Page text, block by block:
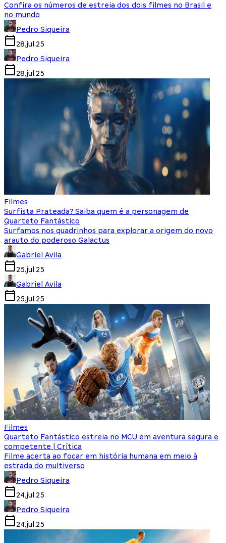
Confira os números de estreia dos dois filmes no Brasil e
no mundo
Pedro Siqueira
28.jul.25
Pedro Siqueira
28.jul.25
Filmes
Surfista Prateada? Saiba quem é a personagem de
Quarteto Fantástico
Surfamos nos quadrinhos para explorar a origem do novo
arauto do poderoso Galactus
Gabriel Avila
25.jul.25
Gabriel Avila
25.jul.25
Filmes
Quarteto Fantástico estreia no MCU em aventura segura e
competente | Crítica
Filme acerta ao focar em história humana em meio à
estrada do multiverso
Pedro Siqueira
24.jul.25
Pedro Siqueira
24.jul.25